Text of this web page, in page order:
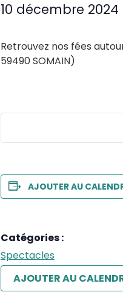
10 décembre 2024
Retrouvez nos fées
59490 SOMAIN)
AJOUTER AU
Catégories :
Spectacles
AJOUTER AU